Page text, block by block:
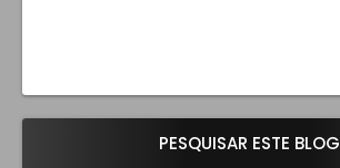
PESQUISAR ESTE BLOG